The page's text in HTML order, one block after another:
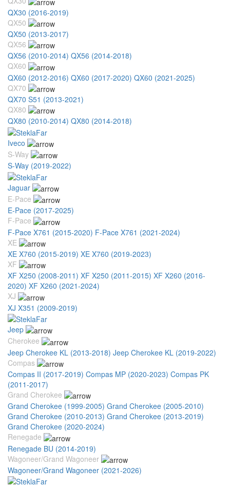
QX30 (2016-2019)
QX50
QX50 (2013-2017)
QX56
QX56 (2010-2014) QX56 (2014-2018)
QX60
QX60 (2012-2016) QX60 (2017-2020) QX60 (2021-2025)
QX70
QX70 S51 (2013-2021)
QX80
QX80 (2010-2014) QX80 (2014-2018)
Iveco
S-Way
S-Way (2019-2022)
Jaguar
E-Pace
E-Pace (2017-2025)
F-Pace
F-Pace X761 (2015-2020) F-Pace X761 (2021-2024)
XE
XE X760 (2015-2019) XE X760 (2019-2023)
XF
XF X250 (2008-2011) XF X250 (2011-2015) XF X260 (2016-
2020) XF X260 (2021-2024)
XJ
XJ X351 (2009-2019)
Jeep
Cherokee
Jeep Cherokee KL (2013-2018) Jeep Cherokee KL (2019-2022)
Compas
Compas II (2017-2019) Compas MP (2020-2023) Compas PK
(2011-2017)
Grand Cherokee
Grand Cherokee (1999-2005) Grand Cherokee (2005-2010)
Grand Cherokee (2010-2013) Grand Cherokee (2013-2019)
Grand Cherokee (2020-2024)
Renegade
Renegade BU (2014-2019)
Wagoneer/Grand Wagoneer
Wagoneer/Grand Wagoneer (2021-2026)